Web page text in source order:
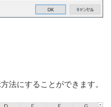
法にすることができます。